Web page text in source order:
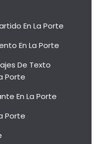
En La Porte
En La Porte
De Texto
Porte
En La Porte
Porte